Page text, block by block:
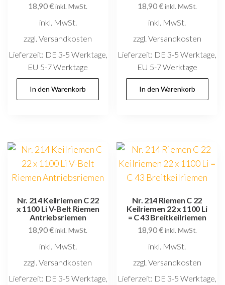
18,90€ inkl. MwSt.
inkl. MwSt.
zzgl. Versandkosten
Lieferzeit: DE 3-5 Werktage,
EU 5-7 Werktage
In den Warenkorb
18,90€ inkl. MwSt.
inkl. MwSt.
zzgl. Versandkosten
Lieferzeit: DE 3-5 Werktage,
EU 5-7 Werktage
In den Warenkorb
Nr. 214 Keilriemen C 22
x 1100 Li V-Belt Riemen
Antriebsriemen
18,90€ inkl. MwSt.
inkl. MwSt.
zzgl. Versandkosten
Lieferzeit: DE 3-5 Werktage,
Nr. 214 Riemen C 22
Keilriemen 22 x 1100 Li
= C 43 Breitkeilriemen
18,90€ inkl. MwSt.
inkl. MwSt.
zzgl. Versandkosten
Lieferzeit: DE 3-5 Werktage,